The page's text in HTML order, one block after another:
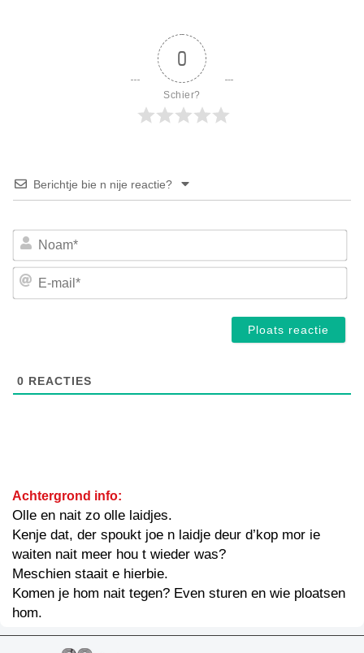
0
Schier?
Berichtje bie n nije reactie?
E-
0 REACTIES
Achtergrond info:
Olle en nait zo olle laidjes.
Kenje dat, der spoukt joe n laidje deur d’kop mor ie
waiten nait meer hou t wieder was?
Meschien staait e hierbie.
Komen je hom nait tegen? Even sturen en wie ploatsen
hom.